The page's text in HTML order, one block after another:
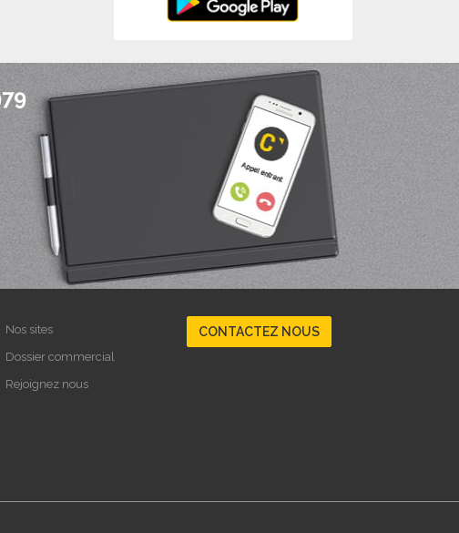
Nos sites
Dossier commercial
Rejoignez nous
CONTACTEZ NOUS